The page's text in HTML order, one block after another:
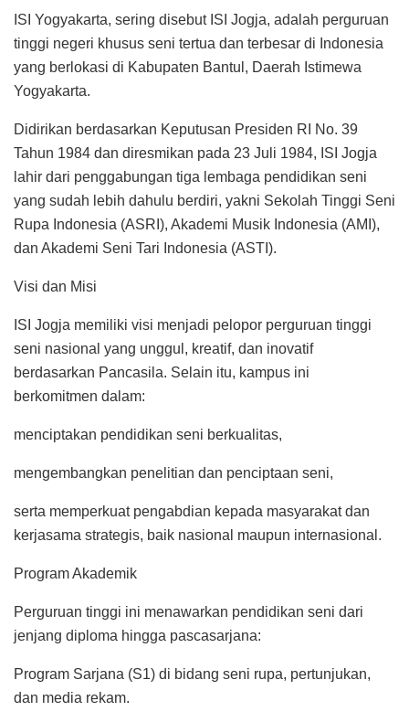
ISI Yogyakarta, sering disebut ISI Jogja, adalah perguruan
tinggi negeri khusus seni tertua dan terbesar di Indonesia
yang berlokasi di Kabupaten Bantul, Daerah Istimewa
Yogyakarta.
Didirikan berdasarkan Keputusan Presiden RI No. 39
Tahun 1984 dan diresmikan pada 23 Juli 1984, ISI Jogja
lahir dari penggabungan tiga lembaga pendidikan seni
yang sudah lebih dahulu berdiri, yakni Sekolah Tinggi Seni
Rupa Indonesia (ASRI), Akademi Musik Indonesia (AMI),
dan Akademi Seni Tari Indonesia (ASTI).
Visi dan Misi
ISI Jogja memiliki visi menjadi pelopor perguruan tinggi
seni nasional yang unggul, kreatif, dan inovatif
berdasarkan Pancasila. Selain itu, kampus ini
berkomitmen dalam:
menciptakan pendidikan seni berkualitas,
mengembangkan penelitian dan penciptaan seni,
serta memperkuat pengabdian kepada masyarakat dan
kerjasama strategis, baik nasional maupun internasional.
Program Akademik
Perguruan tinggi ini menawarkan pendidikan seni dari
jenjang diploma hingga pascasarjana:
Program Sarjana (S1) di bidang seni rupa, pertunjukan,
dan media rekam.